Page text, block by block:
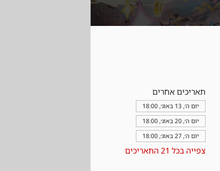
תאריכים אחרים
יום ה׳, 13 באוג׳, 18:00
יום ה׳, 20 באוג׳, 18:00
יום ה׳, 27 באוג׳, 18:00
צפייה בכל 21 התאריכים